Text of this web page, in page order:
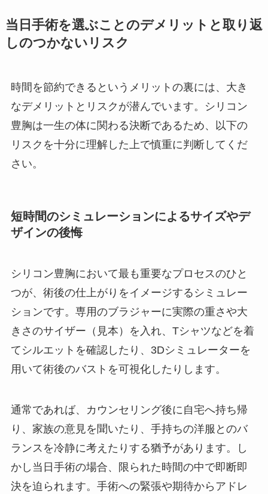
当日手術を選ぶことのデメリットと取り返
しのつかないリスク
時間を節約できるというメリットの裏には、大き
なデメリットとリスクが潜んでいます。シリコン
豊胸は一生の体に関わる決断であるため、以下の
リスクを十分に理解した上で慎重に判断してくだ
さい。
短時間のシミュレーションによるサイズやデ
ザインの後悔
シリコン豊胸において最も重要なプロセスのひと
つが、術後の仕上がりをイメージするシミュレー
ションです。専用のブラジャーに実際の重さや大
きさのサイザー（見本）を入れ、Tシャツなどを着
てシルエットを確認したり、3Dシミュレーターを
用いて術後のバストを可視化したりします。
通常であれば、カウンセリング後に自宅へ持ち帰
り、家族の意見を聞いたり、手持ちの洋服とのバ
ランスを冷静に考えたりする猶予があります。し
かし当日手術の場合、限られた時間の中で即断即
決を迫られます。手術への緊張や期待からアドレ